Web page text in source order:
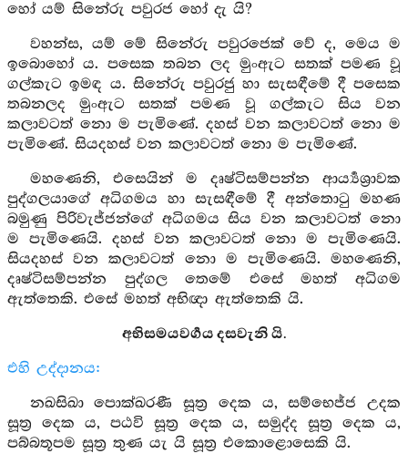
හෝ යම් සිනේරු පවුරජ හෝ දැ යි?
වහන්ස, යම් මේ සිනේරු පවුරජෙක් වේ ද, මෙය ම
ඉබොහෝ ය. පසෙක තබන ලද මුංඇට සතක් පමණ වූ
ගල්කැට ඉමඳ ය. සිනේරු පවුරජු හා සැසඳීමේ දී පසෙක
තබනලද මුංඇට සතක් පමණ වූ ගල්කැට සිය වන
කලාවටත් නො ම පැමිණේ. දහස් වන කලාවටත් නො ම
පැමිණේ. සියදහස් වන කලාවටත් නො ම පැමිණේ.
මහණෙනි, එසෙයින් ම දෘෂ්ටිසම්පන්න ආර්‍ය්‍යශ්‍රාවක
පුද්ගලයාගේ අධිගමය හා සැසඳීමේ දී අන්තොටු මහණ
බමුණු පිරිවැජ්ජන්ගේ අධිගමය සිය වන කලාවටත් නො
ම පැමිණෙයි. දහස් වන කලාවටත් නො ම පැමිණෙයි.
සියදහස් වන කලාවටත් නො ම පැමිණෙයි. මහණෙනි,
දෘෂ්ටිසම්පන්න පුද්ගල තෙමේ එසේ මහත් අධිගම
ඇත්තෙකි. එසේ මහත් අභිඥා ඇත්තෙකි යි.
අභිසමයවර්‍ගය දසවැනි යි.
එහි උද්දානය:
නඛසිඛා පොක්ඛරණී සූත්‍ර දෙක ය, සම්භෙජ්ජ උදක
සූත්‍ර දෙක ය, පඨවි සූත්‍ර දෙක ය, සමුද්ද සූත්‍ර දෙක ය,
පබ්බතූපම සූත්‍ර තුණ යැ යි සූත්‍ර එකොළොසෙකි යි.